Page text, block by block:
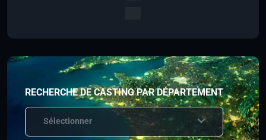
RECHERCHE DE CASTING PAR DÉPARTEMENT
Sélectionner